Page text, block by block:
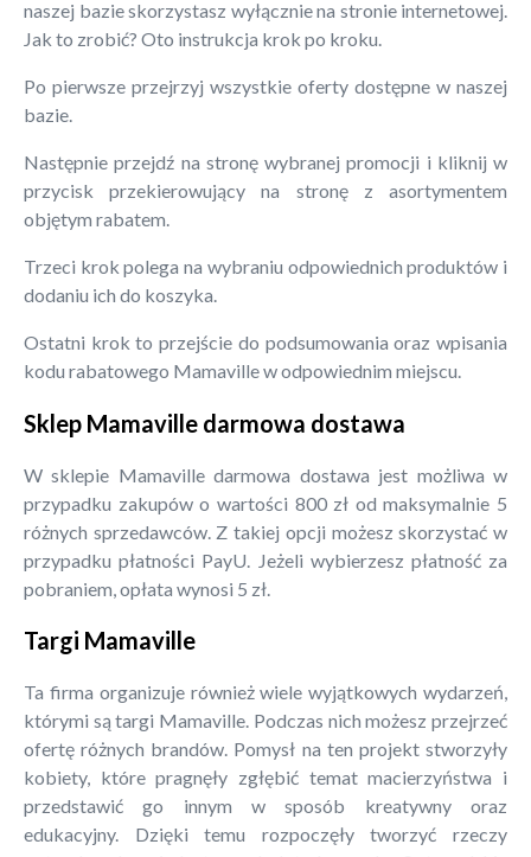
naszej bazie skorzystasz wyłącznie na stronie internetowej.
Jak to zrobić? Oto instrukcja krok po kroku.
Po pierwsze przejrzyj wszystkie oferty dostępne w naszej
bazie.
Następnie przejdź na stronę wybranej promocji i kliknij w
przycisk przekierowujący na stronę z asortymentem
objętym rabatem.
Trzeci krok polega na wybraniu odpowiednich produktów i
dodaniu ich do koszyka.
Ostatni krok to przejście do podsumowania oraz wpisania
kodu rabatowego Mamaville w odpowiednim miejscu.
Sklep Mamaville darmowa dostawa
W sklepie Mamaville darmowa dostawa jest możliwa w
przypadku zakupów o wartości 800 zł od maksymalnie 5
różnych sprzedawców. Z takiej opcji możesz skorzystać w
przypadku płatności PayU. Jeżeli wybierzesz płatność za
pobraniem, opłata wynosi 5 zł.
Targi Mamaville
Ta firma organizuje również wiele wyjątkowych wydarzeń,
którymi są targi Mamaville. Podczas nich możesz przejrzeć
ofertę różnych brandów. Pomysł na ten projekt stworzyły
kobiety, które pragnęły zgłębić temat macierzyństwa i
przedstawić go innym w sposób kreatywny oraz
edukacyjny. Dzięki temu rozpoczęły tworzyć rzeczy